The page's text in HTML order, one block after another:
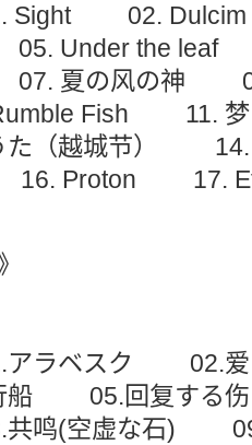
Sight 02.
Under the leaf
07. 夏の风の神
Fish
た（越城节） 14.
Proton 17.
年
ラベスク 02.
船 05.回复す
鸣(空虚な石)